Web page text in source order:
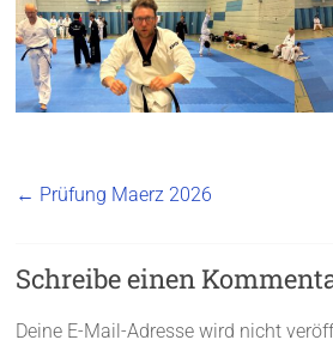
← Prüfung Maerz 2026
Schreibe einen
Deine E-Mail-Adresse wird nicht